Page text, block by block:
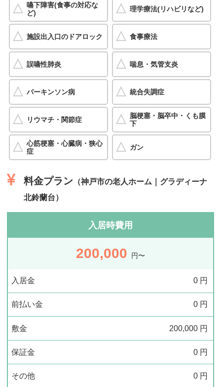
嚥下障害(食事の対応な
ど)
理学療法(リハビリなど)
施設出入口のドアロック 食事療法
誤嚥性肺炎 喘息・気管支炎
パーキンソン病 統合失調症
リウマチ・関節症
脳梗塞・脳卒中・くも膜
下
心筋梗塞・心臓病・狭心
症
ガン
料金プラン （神戸市の老人ホーム｜グラディーナ
北鈴蘭台）
入居時費用
200,000 円〜
入居金 0 円
前払い金 0 円
敷金 200,000 円
保証金 0 円
その他 0 円